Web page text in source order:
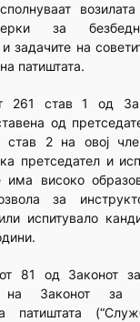
возилата
за
и задачите на
патиштата.
261 став 1 од
од
став 2 на овој
претседател и
има високо
за
испитувало
81 од Законот
на Законот за
патиштата